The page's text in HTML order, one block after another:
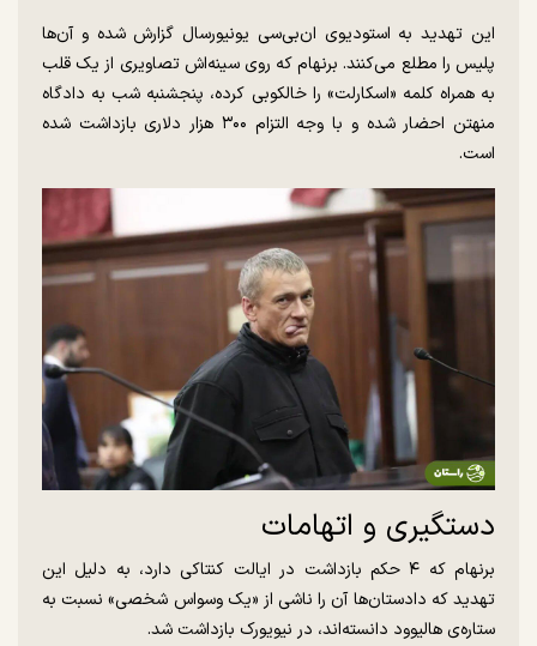
این تهدید به استودیوی ان‌بی‌سی یونیورسال گزارش شده و آن‌ها
پلیس را مطلع می‌کنند. برنهام که روی سینه‌اش تصاویری از یک قلب
به همراه کلمه «اسکارلت» را خالکوبی کرده، پنجشنبه شب به دادگاه
منهتن احضار شده و با وجه التزام ۳۰۰ هزار دلاری بازداشت شده
است.
دستگیری و اتهامات
برنهام که ۴ حکم بازداشت در ایالت کنتاکی دارد، به دلیل این
تهدید که دادستان‌ها آن را ناشی از «یک وسواس شخصی» نسبت به
ستاره‌ی هالیوود دانسته‌اند، در نیویورک بازداشت شد.